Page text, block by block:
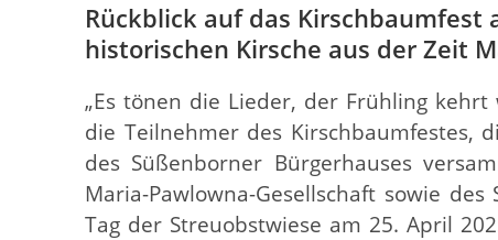
Rückblick auf das Kirschbaumfest
historischen Kirsche aus der Zeit
„Es tönen die Lieder, der Frühling
die Teilnehmer des Kirschbaumfestes,
des Süßenborner Bürgerhauses
Maria-Pawlowna-Gesellschaft sowie
Tag der Streuobstwiese am 25. April